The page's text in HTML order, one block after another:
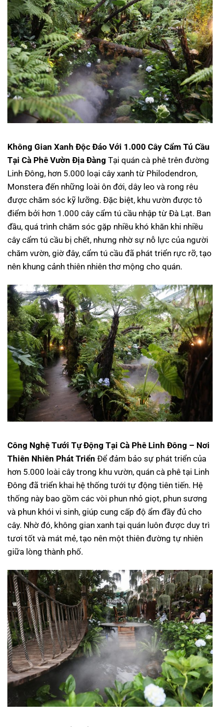
Không Gian Xanh Độc Đáo Với 1.000 Cây Cẩm Tú Cầu
Tại Cà Phê Vườn Địa Đàng Tại quán cà phê trên đường
Linh Đông, hơn 5.000 loại cây xanh từ Philodendron,
Monstera đến những loài ôn đới, dây leo và rong rêu
được chăm sóc kỹ lưỡng. Đặc biệt, khu vườn được tô
điểm bởi hơn 1.000 cây cẩm tú cầu nhập từ Đà Lạt. Ban
đầu, quá trình chăm sóc gặp nhiều khó khăn khi nhiều
cây cẩm tú cầu bị chết, nhưng nhờ sự nỗ lực của người
chăm vườn, giờ đây, cẩm tú cầu đã phát triển rực rỡ, tạo
nên khung cảnh thiên nhiên thơ mộng cho quán.
Công Nghệ Tưới Tự Động Tại Cà Phê Linh Đông – Nơi
Thiên Nhiên Phát Triển Để đảm bảo sự phát triển của
hơn 5.000 loài cây trong khu vườn, quán cà phê tại Linh
Đông đã triển khai hệ thống tưới tự động tiên tiến. Hệ
thống này bao gồm các vòi phun nhỏ giọt, phun sương
và phun khói vi sinh, giúp cung cấp độ ẩm đầy đủ cho
cây. Nhờ đó, không gian xanh tại quán luôn được duy trì
tươi tốt và mát mẻ, tạo nên một thiên đường tự nhiên
giữa lòng thành phố.